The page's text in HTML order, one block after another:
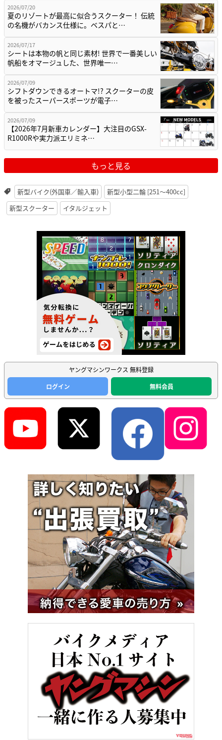
2026/07/20
夏のリゾートが最高に似合うスクーター！ 伝統
の名機がバカンス仕様に。ベスパと…
2026/07/17
シートは本物の帆と同じ素材! 世界で一番美しい
帆船をオマージュした、世界唯一…
2026/07/09
シフトダウンできるオートマ!? スクーターの皮
を被ったスーパースポーツが電子…
2026/07/09
【2026年7月新車カレンダー】大注目のGSX-
R1000Rや実力派エリミネ…
もっと見る
新型バイク(外国車／輸入車)
新型小型二輪 [251〜400cc]
新型スクーター
イタルジェット
ヤングマシンワークス 無料登録
ログイン
無料会員